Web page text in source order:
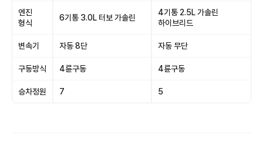
엔진
형식
6기통 3.0L 터보 가솔린
4기통 2.5L 가솔린
하이브리드
변속기 자동 8단 자동 무단
구동방식 4륜구동 4륜구동
승차정원 7 5